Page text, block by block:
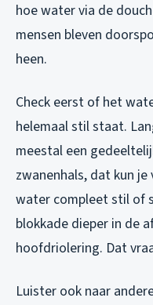
hoe water via de
mensen bleven
heen.
Check eerst of het
helemaal stil staat.
meestal een
zwanenhals, dat kun
water compleet stil of
blokkade dieper in de
hoofdriolering. Dat
Luister ook naar